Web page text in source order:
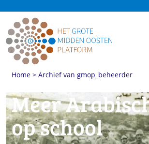
Home > Archief van gmop_beheerder
Meer
op school